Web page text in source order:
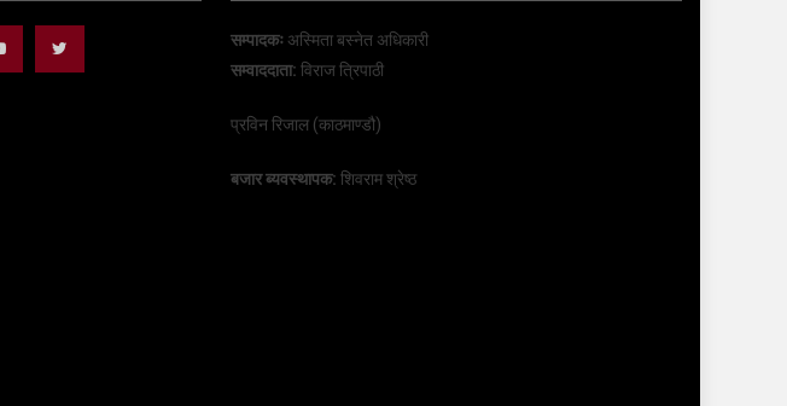
सम्पादकः अस्मिता बस्नेत अधिकारी
सम्वाददाता: विराज त्रिपाठी
प्रविन रिजाल (काठमाण्डौ)
बजार ब्यवस्थापक: शिवराम श्रेष्ठ